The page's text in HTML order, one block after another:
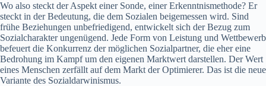
Wo also steckt der Aspekt einer Sonde, einer Erkenntnismethode? Er
steckt in der Bedeutung, die dem Sozialen beigemessen wird. Sind
frühe Beziehungen unbefriedigend, entwickelt sich der Bezug zum
Sozialcharakter ungenügend. Jede Form von Leistung und Wettbewerb
befeuert die Konkurrenz der möglichen Sozialpartner, die eher eine
Bedrohung im Kampf um den eigenen Marktwert darstellen. Der Wert
eines Menschen zerfällt auf dem Markt der Optimierer. Das ist die neue
Variante des Sozialdarwinismus.